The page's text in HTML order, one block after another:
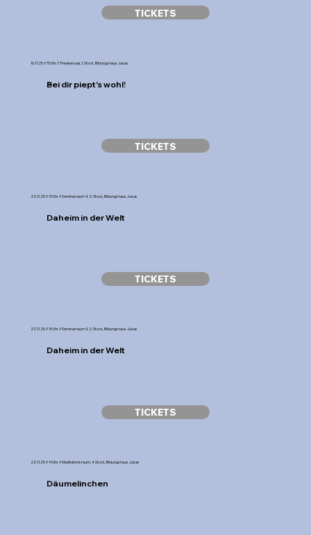
TICKETS
16.11.25 // 15 Uhr // Theatersaal, 1. Stock, Bildungshaus Jukas
Bei dir piept's wohl!
TICKETS
22.11.25 // 13 Uhr // Seminarraum 4, 2. Stock, Bildungshaus Jukas
Daheim in der Welt
TICKETS
22.11.25 // 15 Uhr // Seminarraum 4, 2. Stock, Bildungshaus Jukas
Daheim in der Welt
TICKETS
22.11.25 // 14 Uhr // Meditationsraum, 4. Stock, Bildungshaus Jukas
Däumelinchen